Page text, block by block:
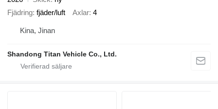
Fjädring fjäder/luft Axlar 4
Kina, Jinan
Shandong Titan Vehicle Co., Ltd.